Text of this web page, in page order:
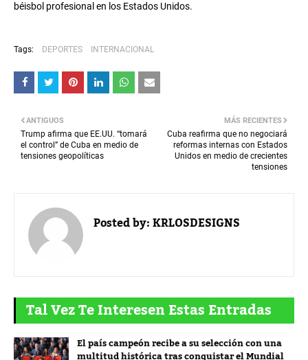
béisbol profesional en los Estados Unidos.
Tags: DEPORTES INTERNACIONAL
MÁS RECIENTES
Cuba reafirma que no negociará
reformas internas con Estados
Unidos en medio de crecientes
tensiones
ANTIGUOS
Trump afirma que EE.UU. “tomará
el control” de Cuba en medio de
tensiones geopolíticas
Posted by:KRLOSDESIGNS
Tal Vez Te Interesen Estas Entradas
El país campeón recibe a su selección con una